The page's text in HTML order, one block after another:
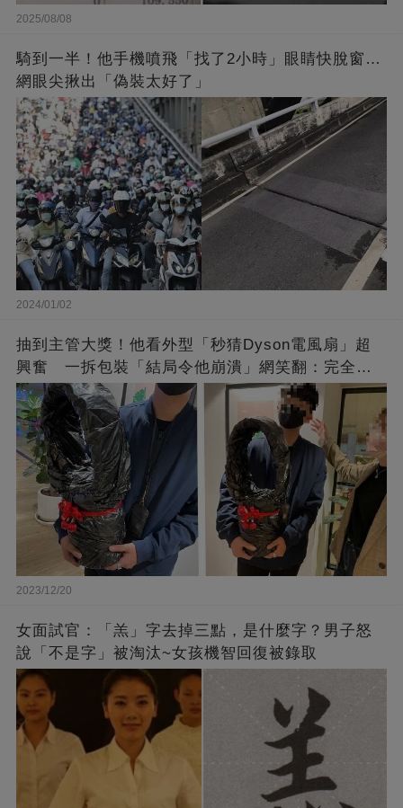
2025/08/08
騎到一半！他手機噴飛「找了2小時」眼睛快脫窗…
網眼尖揪出「偽裝太好了」
2024/01/02
抽到主管大獎！他看外型「秒猜Dyson電風扇」超
興奮 一拆包裝「結局令他崩潰」網笑翻：完全想
不到～
2023/12/20
女面試官：「羔」字去掉三點，是什麼字？男子怒
說「不是字」被淘汰~女孩機智回復被錄取